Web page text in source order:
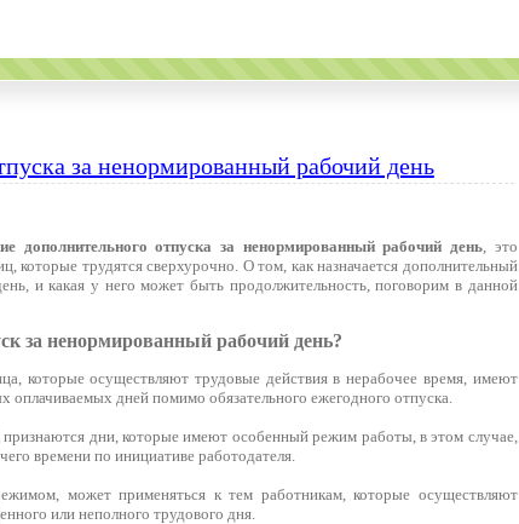
за ненормированный рабочий день
дополнительного отпуска за ненормированный рабочий день, это
которые трудятся сверхурочно. О том, как назначается дополнительный
и какая у него может быть продолжительность, поговорим в данной
за ненормированный рабочий день?
которые осуществляют трудовые действия в нерабочее время, имеют
оплачиваемых дней помимо обязательного ежегодного отпуска.
дни, которые имеют особенный режим работы, в этом случае,
времени по инициативе работодателя.
может применяться к тем работникам, которые осуществляют
или неполного трудового дня.